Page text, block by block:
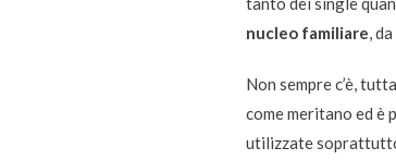
nucleo familiare,
Non sempre c’è,
come meritano ed è
utilizzate soprattutto